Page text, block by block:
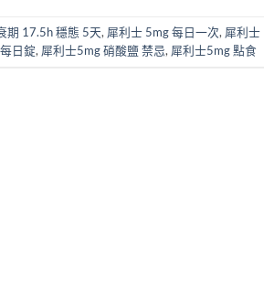
期 17.5h 穩態 5天, 犀利士 5mg 每日一次, 犀利士
日錠, 犀利士5mg 硝酸鹽 禁忌, 犀利士5mg 點食